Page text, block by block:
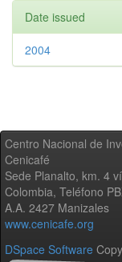
Date issued
2004
Centro Nacional de
Cenicafé
Sede Planalto, km. 4
Colombia, Teléfono
A.A. 2427 Manizales
www.cenicafe.org
DSpace Software